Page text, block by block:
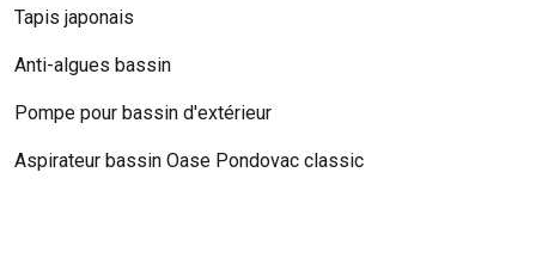
Tapis japonais
Anti-algues bassin
Pompe pour bassin d'extérieur
Aspirateur bassin Oase Pondovac classic